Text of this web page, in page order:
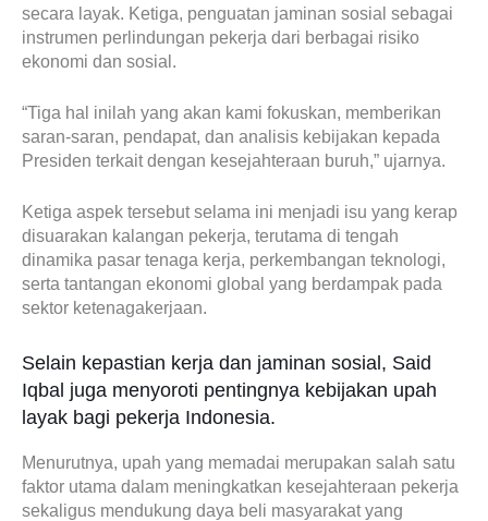
secara layak. Ketiga, penguatan jaminan sosial sebagai
instrumen perlindungan pekerja dari berbagai risiko
ekonomi dan sosial.
“Tiga hal inilah yang akan kami fokuskan, memberikan
saran-saran, pendapat, dan analisis kebijakan kepada
Presiden terkait dengan kesejahteraan buruh,” ujarnya.
Ketiga aspek tersebut selama ini menjadi isu yang kerap
disuarakan kalangan pekerja, terutama di tengah
dinamika pasar tenaga kerja, perkembangan teknologi,
serta tantangan ekonomi global yang berdampak pada
sektor ketenagakerjaan.
Selain kepastian kerja dan jaminan sosial, Said
Iqbal juga menyoroti pentingnya kebijakan upah
layak bagi pekerja Indonesia.
Menurutnya, upah yang memadai merupakan salah satu
faktor utama dalam meningkatkan kesejahteraan pekerja
sekaligus mendukung daya beli masyarakat yang